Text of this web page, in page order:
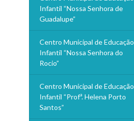
Infantil “Nossa Senhora de
Guadalupe”
Centro Municipal de Educação
Infantil “Nossa Senhora do
Rocio”
Centro Municipal de Educação
Infantil “Profª. Helena Porto
Santos”